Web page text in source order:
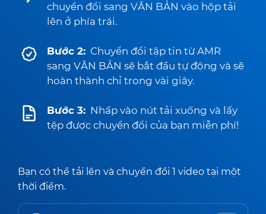
chuyển đổi sang VĂN BẢN vào hộp tải
lên ở phía trái.
Bước 2: Chuyển đổi tập tin từ AMR
sang VĂN BẢN sẽ bắt đầu tự động và sẽ
hoàn thành chỉ trong vài giây.
Bước 3: Nhấp vào nút tải xuống và lấy
tệp được chuyển đổi của bạn miễn phí!
Bạn có thể tải lên và chuyển đổi 1 video tại một
thời điểm.